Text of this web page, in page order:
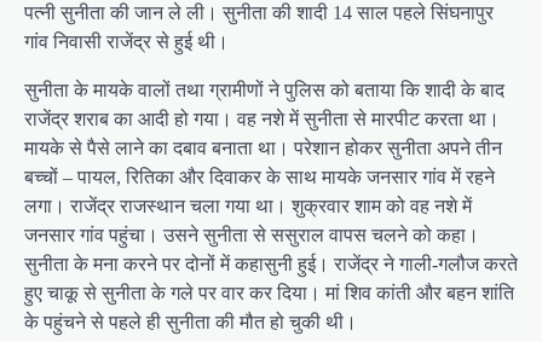
पत्नी सुनीता की जान ले ली। सुनीता की शादी 14 साल पहले सिंघनापुर
गांव निवासी राजेंद्र से हुई थी।
सुनीता के मायके वालों तथा ग्रामीणों ने पुलिस को बताया कि शादी के बाद
राजेंद्र शराब का आदी हो गया। वह नशे में सुनीता से मारपीट करता था।
मायके से पैसे लाने का दबाव बनाता था। परेशान होकर सुनीता अपने तीन
बच्चों – पायल, रितिका और दिवाकर के साथ मायके जनसार गांव में रहने
लगा। राजेंद्र राजस्थान चला गया था। शुक्रवार शाम को वह नशे में
जनसार गांव पहुंचा। उसने सुनीता से ससुराल वापस चलने को कहा।
सुनीता के मना करने पर दोनों में कहासुनी हुई। राजेंद्र ने गाली-गलौज करते
हुए चाकू से सुनीता के गले पर वार कर दिया। मां शिव कांती और बहन शांति
के पहुंचने से पहले ही सुनीता की मौत हो चुकी थी।